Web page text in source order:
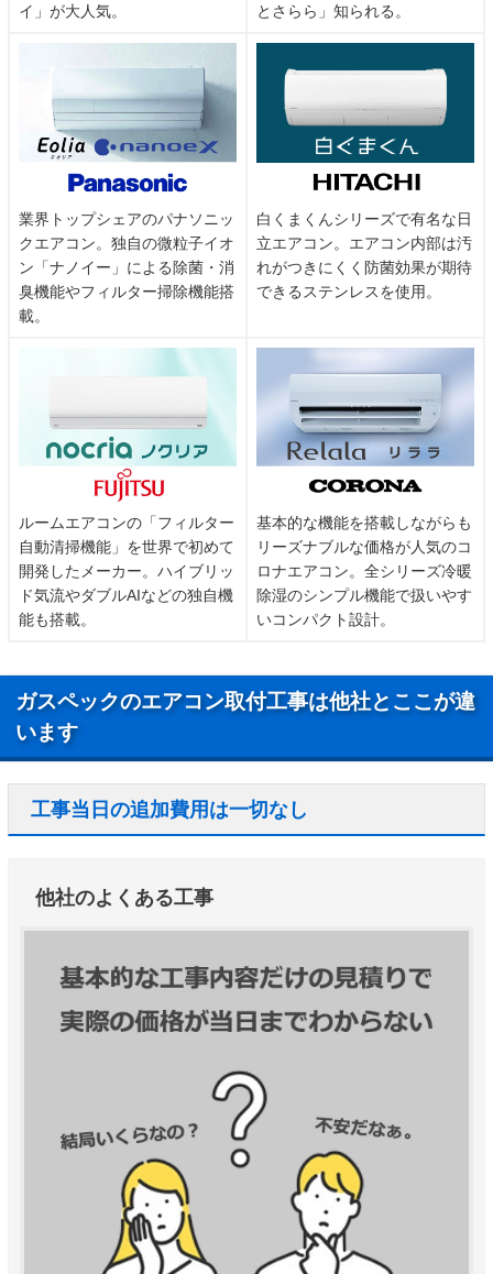
イ」が大人気。
とさらら」知られる。
業界トップシェアのパナソニッ
クエアコン。独自の微粒子イオ
ン「ナノイー」による除菌・消
臭機能やフィルター掃除機能搭
載。
白くまくんシリーズで有名な日
立エアコン。エアコン内部は汚
れがつきにくく防菌効果が期待
できるステンレスを使用。
ルームエアコンの「フィルター
自動清掃機能」を世界で初めて
開発したメーカー。ハイブリッ
ド気流やダブルAIなどの独自機
能も搭載。
基本的な機能を搭載しながらも
リーズナブルな価格が人気のコ
ロナエアコン。全シリーズ冷暖
除湿のシンプル機能で扱いやす
いコンパクト設計。
ガスペックのエアコン取付工事は他社とここが違
います
工事当日の追加費用は一切なし
他社のよくある工事